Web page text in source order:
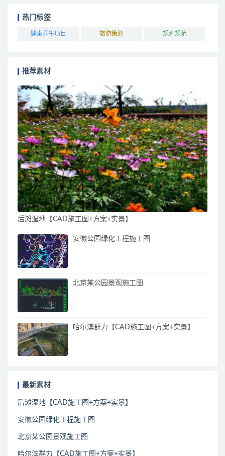
热门标签
健康养生项目 旅游策划 规划规范
推荐素材
后滩湿地【CAD施工图+方案+实景】
安徽公园绿化工程施工图
北京某公园景观施工图
哈尔滨群力【CAD施工图+方案+实景】
最新素材
后滩湿地【CAD施工图+方案+实景】
安徽公园绿化工程施工图
北京某公园景观施工图
哈尔滨群力【CAD施工图+方案+实景】